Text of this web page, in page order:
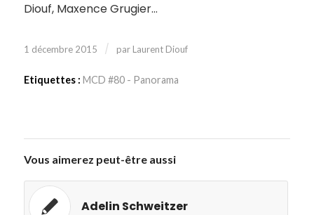
Diouf, Maxence Grugier…
1 décembre 2015 / par Laurent Diouf
Etiquettes : MCD #80 - Panorama
Vous aimerez peut-être aussi
Adelin Schweitzer